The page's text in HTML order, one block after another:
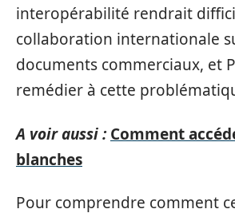
interopérabilité rendrait
collaboration internationale
documents commerciaux, et
remédier à cette
A voir aussi : Comment
blanches
Pour comprendre comment